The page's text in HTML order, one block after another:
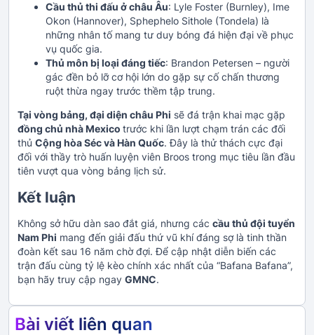
Cầu thủ thi đấu ở châu Âu: Lyle Foster (Burnley), Ime
Okon (Hannover), Sphephelo Sithole (Tondela) là
những nhân tố mang tư duy bóng đá hiện đại về phục
vụ quốc gia.
Thủ môn bị loại đáng tiếc: Brandon Petersen – người
gác đền bỏ lỡ cơ hội lớn do gặp sự cố chấn thương
ruột thừa ngay trước thềm tập trung.
Tại vòng bảng, đại diện châu Phi sẽ đá trận khai mạc gặp
đồng chủ nhà Mexico trước khi lần lượt chạm trán các đối
thủ Cộng hòa Séc và Hàn Quốc. Đây là thử thách cực đại
đối với thầy trò huấn luyện viên Broos trong mục tiêu lần đầu
tiên vượt qua vòng bảng lịch sử.
Kết luận
Không sở hữu dàn sao đắt giá, nhưng các cầu thủ đội tuyển
Nam Phi mang đến giải đấu thứ vũ khí đáng sợ là tinh thần
đoàn kết sau 16 năm chờ đợi. Để cập nhật diễn biến các
trận đấu cùng tỷ lệ kèo chính xác nhất của “Bafana Bafana”,
bạn hãy truy cập ngay GMNC.
Bài viết liên quan